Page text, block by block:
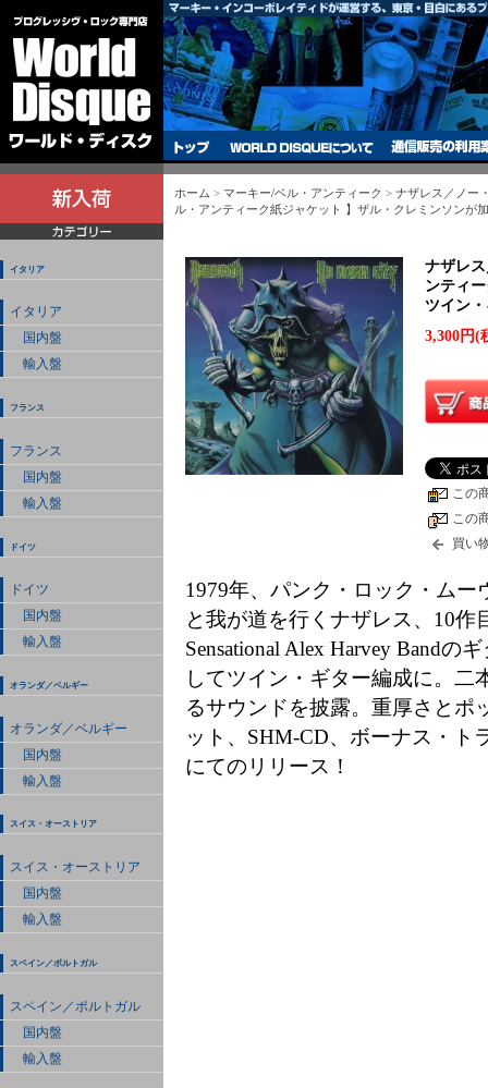
イタリア
イタリア
国内盤
輸入盤
フランス
フランス
国内盤
輸入盤
ドイツ
ドイツ
国内盤
輸入盤
オランダ／ベルギー
オランダ／ベルギー
国内盤
輸入盤
スイス・オーストリア
スイス・オーストリア
国内盤
輸入盤
スペイン／ポルトガル
スペイン／ポルトガル
国内盤
輸入盤
ホーム > マーキー/ベル・アンティーク > ナザレス／ノー
ル・アンティーク紙ジャケット 】ザル・クレミンソンが
ナザレ
ンティ
ツイン
3,300円(
この
この
買い
1979年、パンク・ロック・ム
と我が道を行くナザレス、10作
Sensational Alex Harvey Bandの
してツイン・ギター編成に。
るサウンドを披露。重厚さとポ
ット、SHM-CD、ボーナス・ト
にてのリリース！